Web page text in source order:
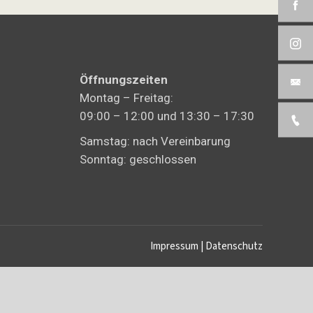
Öffnungszeiten
Montag – Freitag:
09:00 – 12:00 und 13:30 – 17:30
Samstag: nach Vereinbarung
Sonntag: geschlossen
Impressum | Datenschutz